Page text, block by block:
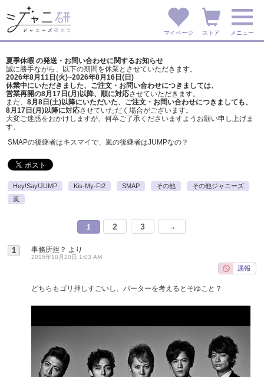
マイページ ストア メニュー
夏季休暇 の発送・お問い合わせに関するお知らせ
誠に勝手ながら、以下の期間を休業とさせていただきます。
2026年8月11日(火)~2026年8月16日(日)
休業中にいただきました、ご注文・お問い合わせにつきましては、
営業再開の8月17日(月)以降、順に対応させていただきます。
また、 8月8日(土)以降にいただいた、ご注文・ お問い合わせにつきましても、
8月17日(月)以降に対応させていただく場合がございます。
大変ご迷惑をおかけしますが、 何卒ご了承くださいますようお願い申し上げま
す。
SMAPの後継者はキスマイで、嵐の後継者はJUMPなの？
Hey!Say!JUMP Kis-My-Ft2 SMAP その他
その他ジャニーズ
嵐
1 2 3 →
1 事務所担？ より
2015年10月20日 1:03 AM
どちらもゴリ押しすごいし、バーターを考えるとそゆこと？